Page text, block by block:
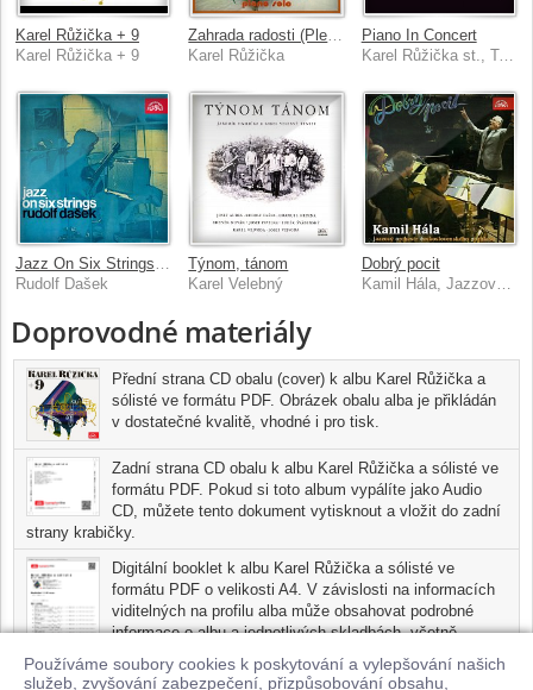
Používáme soubory cookies k poskytování a vylepšování našich
služeb, zvyšování zabezpečení, přizpůsobování obsahu,
Karel Růžička + 9
Karel Růžička + 9
Karel Růžička
Piano In Concert
Karel Růžička st., Taneční orchestr Čs. rozhlasu, Josef Vobruba
Jazz On Six Strings (Pohádka pro Beritku)
Rudolf Dašek
Týnom, tánom
Karel Velebný
Dobrý pocit
Kamil Hála, Jazzový orchestr Čs. rozhlasu
Doprovodné materiály
Přední strana CD obalu (cover) k albu Karel Růžička a
sólisté ve formátu PDF. Obrázek obalu alba je přikládán
v dostatečné kvalitě, vhodné i pro tisk.
Zadní strana CD obalu k albu Karel Růžička a sólisté ve
formátu PDF. Pokud si toto album vypálíte jako Audio
CD, můžete tento dokument vytisknout a vložit do zadní
strany krabičky.
Digitální booklet k albu Karel Růžička a sólisté ve
formátu PDF o velikosti A4. V závislosti na informacích
viditelných na profilu alba může obsahovat podrobné
informace o albu a jednotlivých skladbách, včetně
seznamu participujících umělců, přesného data a místa
nahrání pro každou ze skladeb. Digitální booklet je tisknutelnou